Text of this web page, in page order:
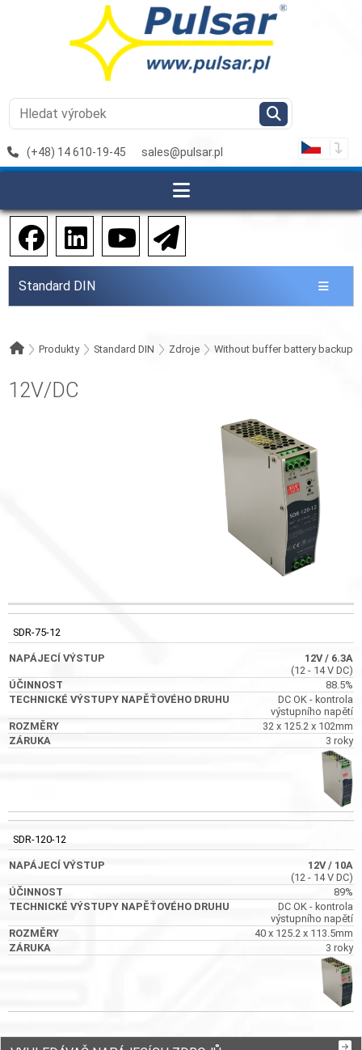
(+48) 14 610-19-45 sales@pulsar.pl
Standard DIN
Produkty Standard DIN Zdroje Without buffer battery backup
12V/DC
TECHNICKÉ
VÝSTUPY
DRUHU
SDR-75-12
12V/ 6.3A
(12 - 14 V DC)
88.5%
DC OK - kontrola
výstupního napětí
32 x 125.2 x 102mm
3 roky
SDR-120-12
12V/ 10A
(12 - 14 V DC)
89%
DC OK - kontrola
výstupního napětí
40 x 125.2 x 113.5mm
3 roky